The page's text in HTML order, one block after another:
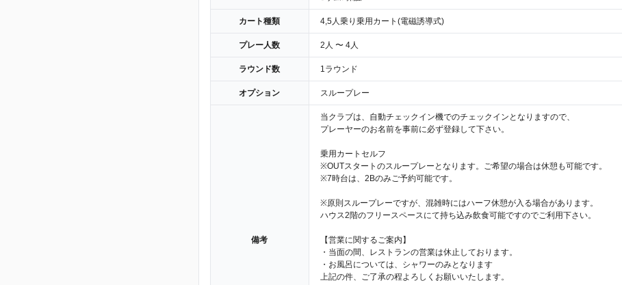
カート種類 4,5人乗り乗用カート(電磁誘導式)
プレー人数 2人 〜 4人
ラウンド数 1ラウンド
オプション スループレー
備考
当クラブは、自動チェックイン機でのチェックインとなりますので、
プレーヤーのお名前を事前に必ず登録して下さい。
乗用カートセルフ
※OUTスタートのスループレーとなります。ご希望の場合は休憩も可能です。
※7時台は、2Bのみご予約可能です。
※原則スループレーですが、混雑時にはハーフ休憩が入る場合があります。
ハウス2階のフリースペースにて持ち込み飲食可能ですのでご利用下さい。
【営業に関するご案内】
・当面の間、レストランの営業は休止しております。
・お風呂については、シャワーのみとなります
上記の件、ご了承の程よろしくお願いいたします。